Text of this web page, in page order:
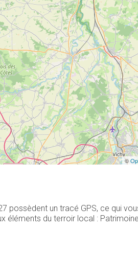
©
possèdent un tracé GPS, ce qui
éléments du terroir local :